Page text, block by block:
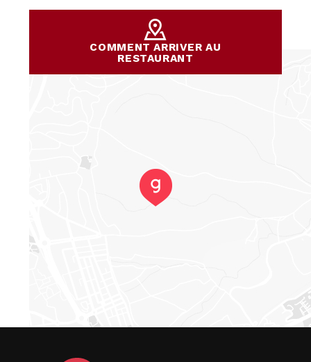
COMMENT ARRIVER AU
RESTAURANT